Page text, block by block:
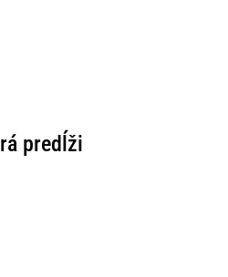
predĺži